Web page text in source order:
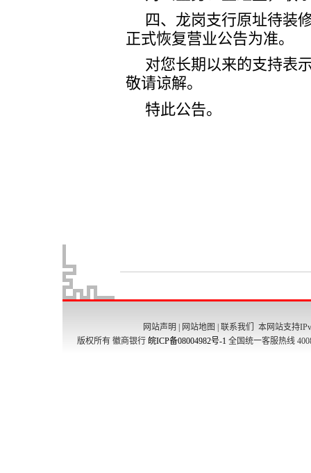
网站声明 网站地图 联系我们
本网站支持
版权所有 徽商银行 皖ICP备08004982号-1 全国统一客服热线